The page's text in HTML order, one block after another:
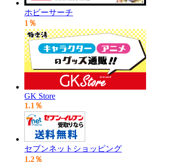
ホビーサーチ
1％
GK Store
1.1％
セブンネットショッピング
1.2％